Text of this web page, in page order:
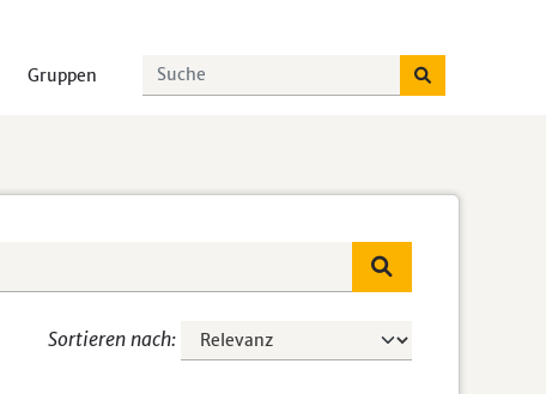
Gruppen
Sortieren nach